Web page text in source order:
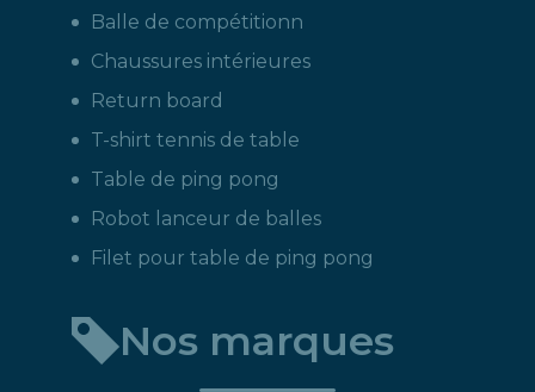
Balle de compétitionn
Chaussures intérieures
Return board
T-shirt tennis de table
Table de ping pong
Robot lanceur de balles
Filet pour table de ping pong
Nos marques